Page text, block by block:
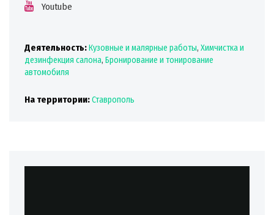
Youtube
Деятельность:Кузовные и малярные работы, Химчистка и
дезинфекция салона, Бронирование и тонирование
автомобиля
На территории:Ставрополь